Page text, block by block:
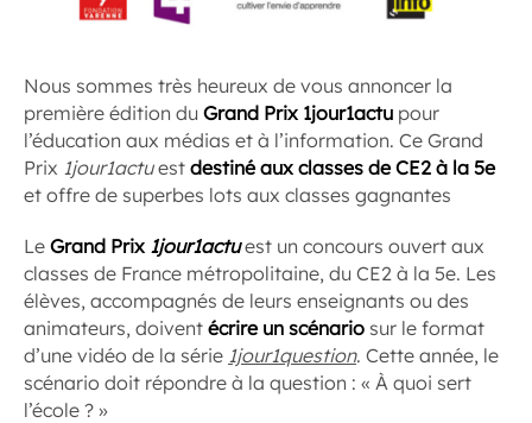
Nous sommes très heureux de vous annoncer la
première édition du Grand Prix 1jour1actu pour
l’éducation aux médias et à l’information. Ce Grand
Prix 1jour1actuest destiné aux classes de CE2 à la 5e
et offre de superbes lots aux classes gagnantes
Le Grand Prix 1jour1actuest un concours ouvert aux
classes de France métropolitaine, du CE2 à la 5e. Les
élèves, accompagnés de leurs enseignants ou des
animateurs, doivent écrire un scénario sur le format
d’une vidéo de la série 1jour1question. Cette année, le
scénario doit répondre à la question : « À quoi sert
l’école ? »